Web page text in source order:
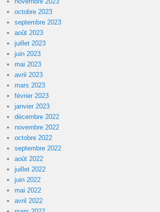
octobre 2023
septembre 2023
août 2023
juillet 2023
juin 2023
mai 2023
avril 2023
mars 2023
février 2023
janvier 2023
décembre 2022
novembre 2022
octobre 2022
septembre 2022
août 2022
juillet 2022
juin 2022
mai 2022
avril 2022